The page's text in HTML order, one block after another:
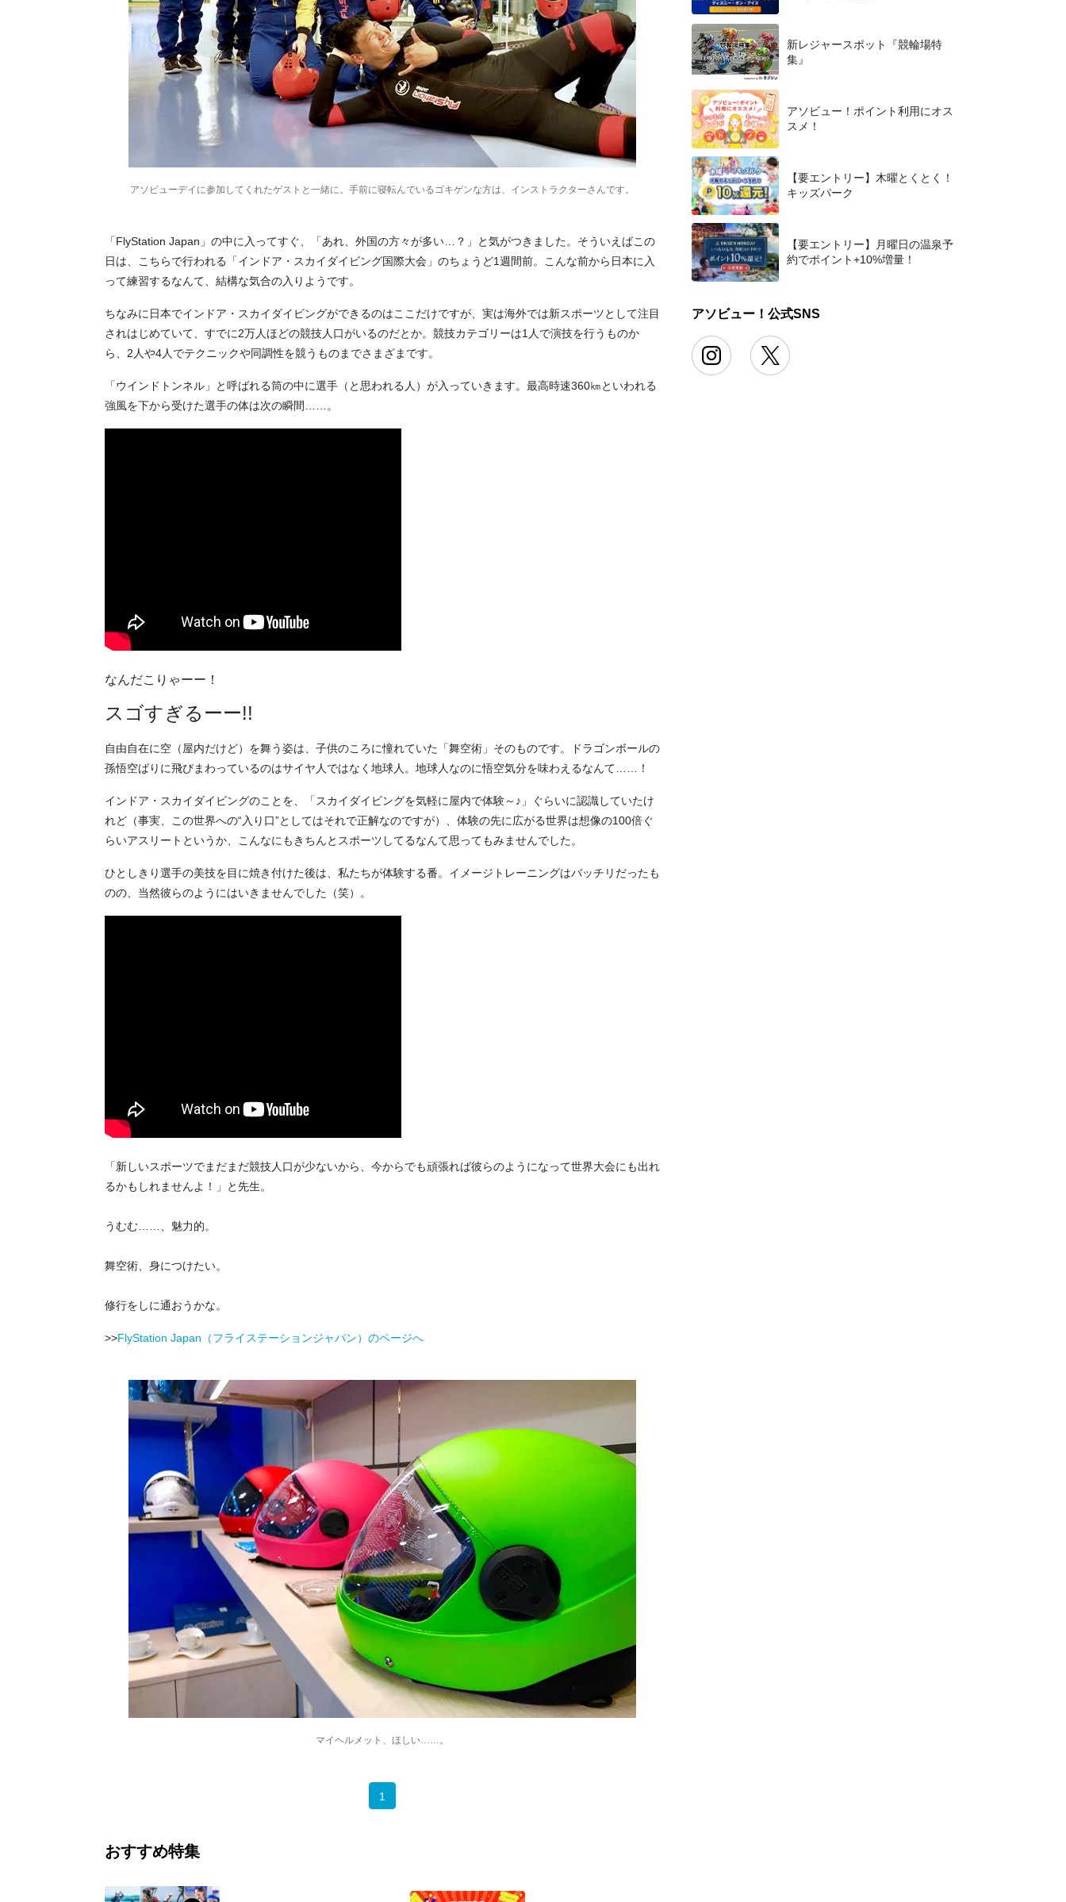
アソビューデイに参加してくれたゲストと一緒に。手前に寝転んでいるゴキゲンな方は、インストラクターさんです。
「FlyStation Japan」の中に入ってすぐ、「あれ、外国の方々が多い…？」と気がつきました。そういえばこの
日は、こちらで行われる「インドア・スカイダイビング国際大会」のちょうど1週間前。こんな前から日本に入
って練習するなんて、結構な気合の入りようです。
ちなみに日本でインドア・スカイダイビングができるのはここだけですが、実は海外では新スポーツとして注目
されはじめていて、すでに2万人ほどの競技人口がいるのだとか。競技カテゴリーは1人で演技を行うものか
ら、2人や4人でテクニックや同調性を競うものまでさまざまです。
「ウインドトンネル」と呼ばれる筒の中に選手（と思われる人）が入っていきます。最高時速360㎞といわれる
強風を下から受けた選手の体は次の瞬間……。
なんだこりゃーー！
スゴすぎるーー!!
自由自在に空（屋内だけど）を舞う姿は、子供のころに憧れていた「舞空術」そのものです。ドラゴンボールの
孫悟空ばりに飛びまわっているのはサイヤ人ではなく地球人。地球人なのに悟空気分を味わえるなんて……！
インドア・スカイダイビングのことを、「スカイダイビングを気軽に屋内で体験～♪」ぐらいに認識していたけ
れど（事実、この世界への“入り口”としてはそれで正解なのですが）、体験の先に広がる世界は想像の100倍ぐ
らいアスリートというか、こんなにもきちんとスポーツしてるなんて思ってもみませんでした。
ひとしきり選手の美技を目に焼き付けた後は、私たちが体験する番。イメージトレーニングはバッチリだったも
のの、当然彼らのようにはいきませんでした（笑）。
「新しいスポーツでまだまだ競技人口が少ないから、 今からでも頑張れば彼らのようになって世界大会にも出れ
るかもしれませんよ！」と先生。
うむむ……、魅力的。
舞空術、身につけたい。
修行をしに通おうかな。
>>FlyStation Japan（フライステーションジャパン）のページへ
マイヘルメット、ほしい……。
1
おすすめ特集
新レジャースポット『競輪場特
集』
アソビュー！ポイント利用にオス
スメ！
【要エントリー】木曜とくとく！
キッズパーク
【要エントリー】月曜日の温泉予
約でポイント+10%増量！
アソビュー！公式SNS